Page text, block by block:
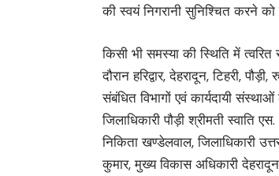
की स्वयं निगरानी सुनिश्चित करने को
किसी भी समस्या की स्थिति में
दौरान हरिद्वार, देहरादून, टिहरी,
संबंधित विभागों एवं कार्यदायी
जिलाधिकारी पौड़ी श्रीमती स्वाति एस.
निकिता खण्डेलवाल, जिलाधिकारी
कुमार, मुख्य विकास अधिकारी देहरादून